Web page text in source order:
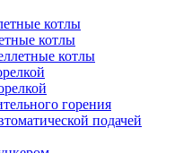
котлы
котлы
котлы
горения
подачей